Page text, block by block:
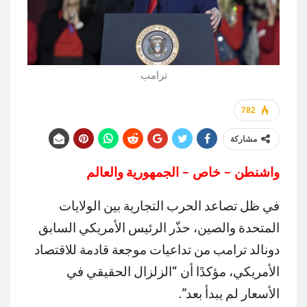
ترامب
782
مشاركة
واشنطن – خاص – الجمهورية والعالم
في ظل تصاعد الحرب التجارية بين الولايات
المتحدة والصين، حذّر الرئيس الأمريكي السابق
دونالد ترامب من تداعيات موجعة قادمة للاقتصاد
الأمريكي، مؤكدًا أن “الزلزال الحقيقي في
الأسعار لم يبدأ بعد”.